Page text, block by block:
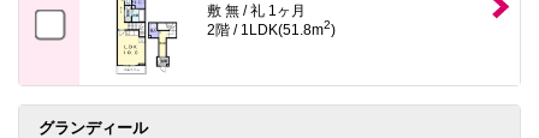
敷 無 / 礼 1ヶ月
2階 / 1LDK(51.8m2)
グランディール